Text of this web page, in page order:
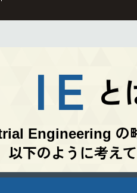
Ｉ Ｅ と
Engineering の
以下のように考えて